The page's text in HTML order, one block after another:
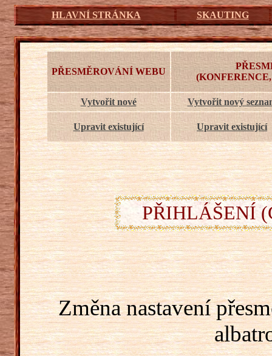
HLAVNÍ STRÁNKA SKAUTING
PŘESMĚROVÁNÍ WEBU
Vytvořit nové Vytvořit nový
Upravit existující Upravit existující
PŘIHLÁŠENÍ
Změna nastavení